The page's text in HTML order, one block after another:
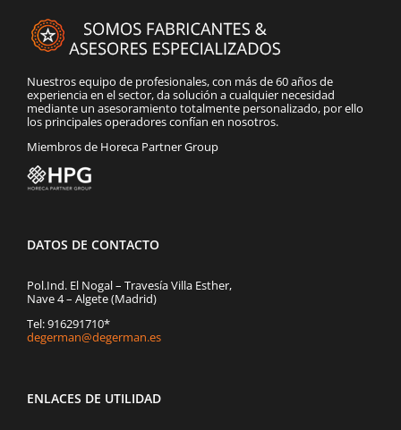
Nuestros equipo de profesionales, con más de 60 años de
experiencia en el sector, da solución a cualquier necesidad
mediante un asesoramiento totalmente personalizado, por ello
los principales operadores confían en nosotros.
Miembros de Horeca Partner Group
DATOS DE CONTACTO
Pol.Ind. El Nogal – Travesía Villa Esther,
Nave 4 – Algete (Madrid)
Tel: 916291710*
degerman@degerman.es
ENLACES DE UTILIDAD